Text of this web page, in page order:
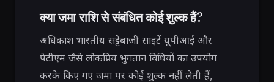
क्या जमा राशि से संबंधित कोई शुल्क हैं?
अधिकांश भारतीय सट्टेबाजी साइटें यूपीआई और
पेटीएम जैसे लोकप्रिय भुगतान विधियों का उपयोग
करके किए गए जमा पर कोई शुल्क नहीं लेती हैं,